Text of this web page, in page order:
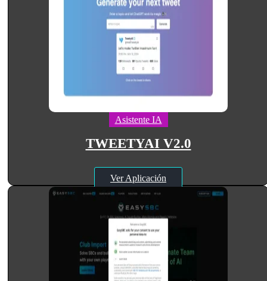
Asistente IA
TWEETYAI V2.0
Ver Aplicación